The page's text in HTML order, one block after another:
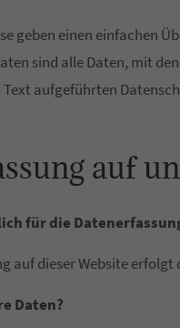
geben einen einfachen
sind alle Daten, mit
Text aufgeführten
auf
für die
auf dieser Website
Daten?